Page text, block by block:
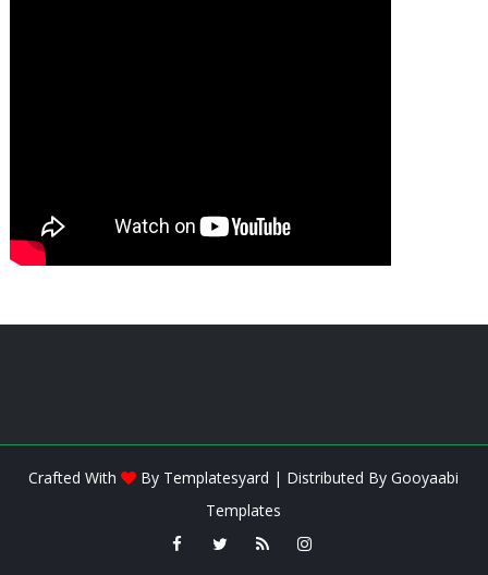
Crafted With By Templatesyard | Distributed ByGooyaabi
Templates